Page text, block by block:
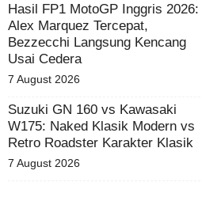
Hasil FP1 MotoGP Inggris 2026:
Alex Marquez Tercepat,
Bezzecchi Langsung Kencang
Usai Cedera
7 August 2026
Suzuki GN 160 vs Kawasaki
W175: Naked Klasik Modern vs
Retro Roadster Karakter Klasik
7 August 2026